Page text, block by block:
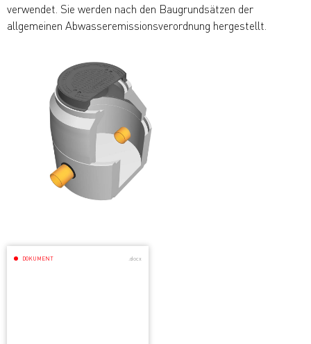
verwendet. Sie werden nach den Baugrundsätzen der
allgemeinen Abwasseremissionsverordnung hergestellt.
DOKUMENT .docx